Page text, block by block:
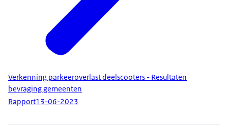
Verkenning parkeeroverlast deelscooters - Resultaten
bevraging gemeenten
Rapport13-06-2023